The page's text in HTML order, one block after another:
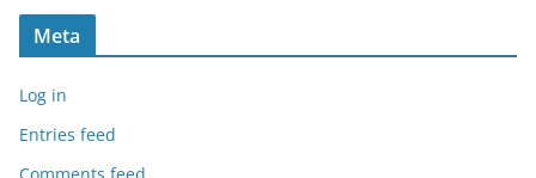
Meta
Log in
Entries feed
Comments feed